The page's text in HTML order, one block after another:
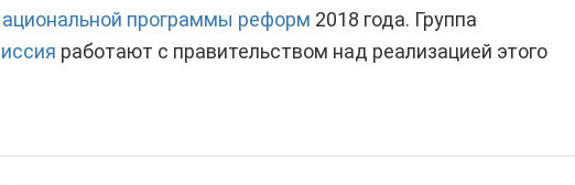
программы реформ 2018 года. Группа
работают с правительством над реализацией этого